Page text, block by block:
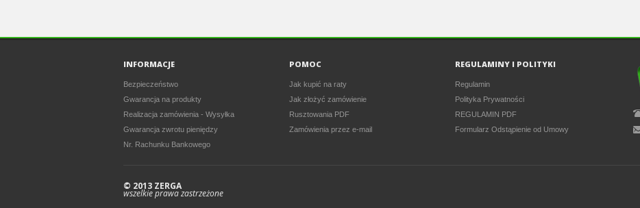
INFORMACJE
Bezpieczeństwo
Gwarancja na produkty
Realizacja zamówienia - Wysyłka
Gwarancja zwrotu pieniędzy
Nr. Rachunku Bankowego
POMOC
Jak kupić na raty
Jak złożyć zamówienie
Rusztowania PDF
Zamówienia przez e-mail
REGULAMINY I POLITYKI
Regulamin
Polityka Prywatności
REGULAMIN PDF
Formularz Odstąpienie od Umowy
© 2013 ZERGA
wszelkie prawa zastrzeżone